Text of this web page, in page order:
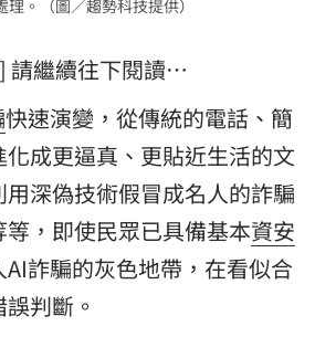
。（圖／趨勢科技提供）
請繼續往下閱讀…
快速演變，從傳統的電話、簡
成更逼真、更貼近生活的文
深偽技術假冒成名人的詐騙
，即使民眾已具備基本資安
詐騙的灰色地帶，在看似合
判斷。